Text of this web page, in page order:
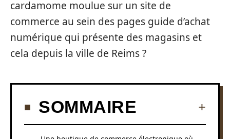
cardamome moulue sur un site de
commerce au sein des pages guide d’achat
numérique qui présente des magasins et
cela depuis la ville de Reims ?
SOMMAIRE